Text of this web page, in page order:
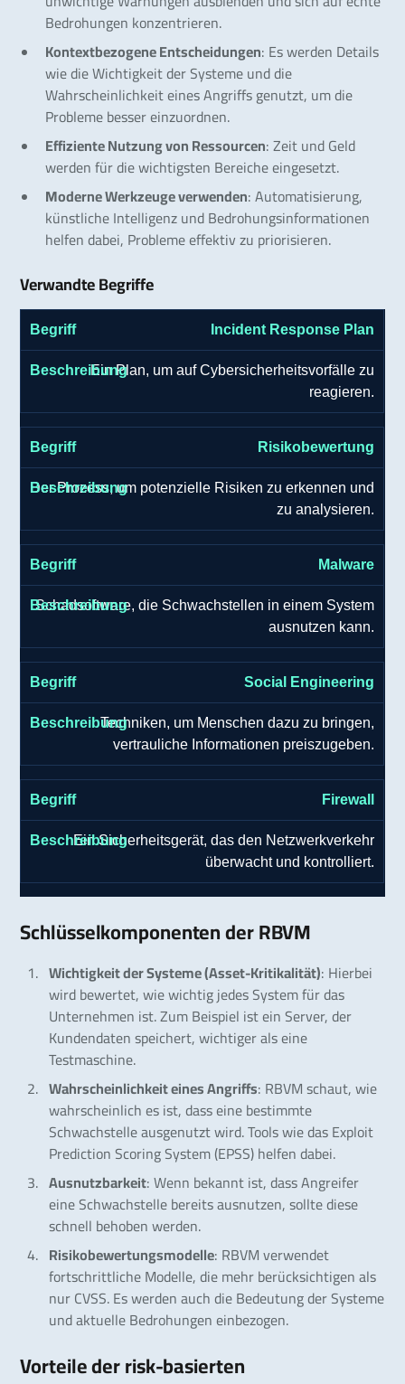
Bedrohungen konzentrieren.
Kontextbezogene Entscheidungen: Es werden Details
wie die Wichtigkeit der Systeme und die
Wahrscheinlichkeit eines Angriffs genutzt, um die
Probleme besser einzuordnen.
Effiziente Nutzung von Ressourcen: Zeit und Geld
werden für die wichtigsten Bereiche eingesetzt.
Moderne Werkzeuge verwenden: Automatisierung,
künstliche Intelligenz und Bedrohungsinformationen
helfen dabei, Probleme effektiv zu priorisieren.
Verwandte Begriffe
Incident Response Plan
Ein Plan, um auf Cybersicherheitsvorfälle zu
reagieren.
Risikobewertung
Der Prozess, um potenzielle Risiken zu erkennen und
zu analysieren.
Malware
Schadsoftware, die Schwachstellen in einem System
ausnutzen kann.
Social Engineering
Techniken, um Menschen dazu zu bringen,
vertrauliche Informationen preiszugeben.
Firewall
Ein Sicherheitsgerät, das den Netzwerkverkehr
überwacht und kontrolliert.
Schlüsselkomponenten der RBVM
Wichtigkeit der Systeme (Asset-Kritikalität): Hierbei
wird bewertet, wie wichtig jedes System für das
Unternehmen ist. Zum Beispiel ist ein Server, der
Kundendaten speichert, wichtiger als eine
Testmaschine.
Wahrscheinlichkeit eines Angriffs: RBVM schaut, wie
wahrscheinlich es ist, dass eine bestimmte
Schwachstelle ausgenutzt wird. Tools wie das Exploit
Prediction Scoring System (EPSS) helfen dabei.
Ausnutzbarkeit: Wenn bekannt ist, dass Angreifer
eine Schwachstelle bereits ausnutzen, sollte diese
schnell behoben werden.
Risikobewertungsmodelle: RBVM verwendet
fortschrittliche Modelle, die mehr berücksichtigen als
nur CVSS. Es werden auch die Bedeutung der Systeme
und aktuelle Bedrohungen einbezogen.
Vorteile der risk-basierten